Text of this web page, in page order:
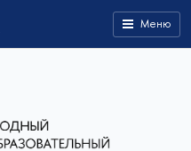
Меню